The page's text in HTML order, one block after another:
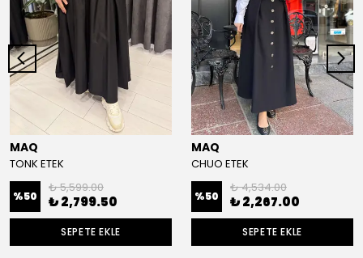
MAQ
TONK ETEK
%50
₺ 5,599.00
₺ 2,799.50
SEPETE EKLE
MAQ
CHUO ETEK
%50
₺ 4,534.00
₺ 2,267.00
SEPETE EKLE